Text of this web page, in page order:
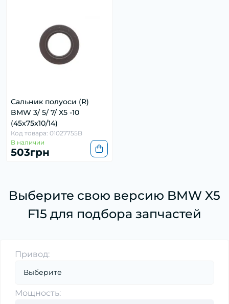
Сальник полуоси (R)
BMW 3/ 5/ 7/ X5 -10
(45x75x10/14)
Код товара: 01027755B
В наличии
503грн
Выберите свою версию BMW X5
F15 для подбора запчастей
Привод:
Мощность: